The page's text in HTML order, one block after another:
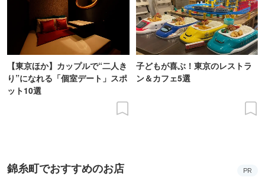
【東京ほか】カップルで“二人き
り”になれる「個室デート」スポ
ット10選
子どもが喜ぶ！東京のレストラ
ン＆カフェ5選
錦糸町でおすすめのお店 PR